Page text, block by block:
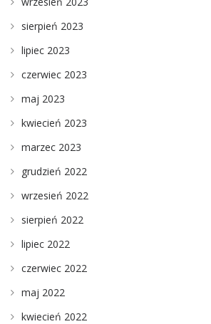
sierpień 2023
lipiec 2023
czerwiec 2023
maj 2023
kwiecień 2023
marzec 2023
grudzień 2022
wrzesień 2022
sierpień 2022
lipiec 2022
czerwiec 2022
maj 2022
kwiecień 2022